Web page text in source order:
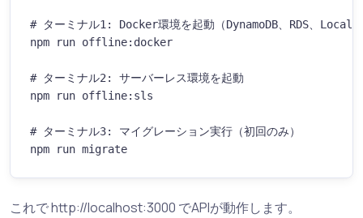
# ターミナル1: Docker環境を起動（DynamoDB、RDS、
npm run offline:docker
# ターミナル2: サーバーレス環境を起動
npm run offline:sls
# ターミナル3: マイグレーション実行（初回のみ）
npm run migrate
これで http://localhost:3000 でAPIが動作します。